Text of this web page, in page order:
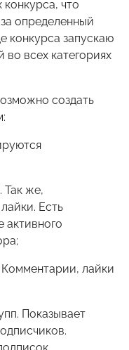
что
определенный
конкурса запускаю
во всех категориях
создать
же,
Есть
активного
лайки
Показывает